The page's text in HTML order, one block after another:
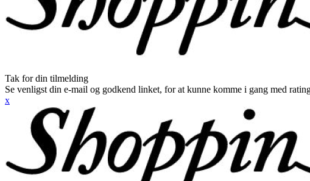
Tak for din tilmelding
Se venligst din e-mail og godkend linket, for at kunne komme i gang med
x